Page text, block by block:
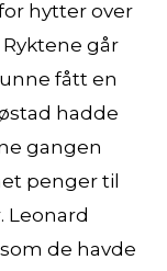
hytter over
går
fått en
hadde
gangen
penger til
Leonard
de havde